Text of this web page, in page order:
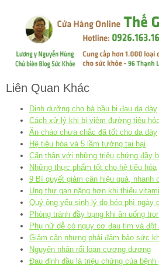
Liên Quan Khác
Dinh dưỡng cho bà bầu bị đau dạ dày
Cách xử lý khi bị viêm đường tiêu
Ăn cháo chưa chắc đã tốt cho dạ dày
Hệ tiêu hóa và 5 lầm tưởng tai hại
Cẩn thận với những triệu chứng đầy
Những thực phẩm tốt cho hệ tiêu hóa
9 Bí quyết giảm cân hiệu quả, nhanh
Ung thư gan nặng hơn khi thiếu
Quý ông yếu sinh lý do béo phì ngày
Phòng tránh đầy bụng khi ăn uống
Phụ nữ dễ có nguy cơ đau tim và
Giảm cân nhưng phải đảm bảo sức
Nguyên nhân rối loạn cương dương
Đau đỉnh đầu là triệu chứng của bệnh